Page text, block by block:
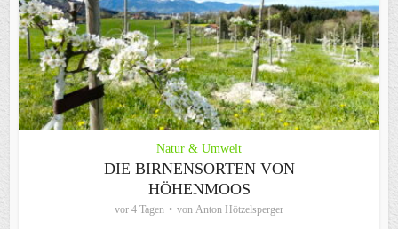
Natur & Umwelt
DIE BIRNENSORTEN VON
HÖHENMOOS
vor 4 Tagen von Anton Hötzelsperger